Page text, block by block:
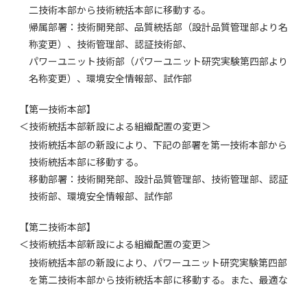
二技術本部から技術統括本部に移動する。
帰属部署：技術開発部、品質統括部（設計品質管理部より名
称変更）、技術管理部、認証技術部、
パワーユニット技術部（パワーユニット研究実験第四部より
名称変更）、環境安全情報部、試作部
【第一技術本部】
＜技術統括本部新設による組織配置の変更＞
技術統括本部の新設により、下記の部署を第一技術本部から
技術統括本部に移動する。
移動部署：技術開発部、設計品質管理部、技術管理部、認証
技術部、環境安全情報部、試作部
【第二技術本部】
＜技術統括本部新設による組織配置の変更＞
技術統括本部の新設により、パワーユニット研究実験第四部
を第二技術本部から技術統括本部に移動する。また、最適な